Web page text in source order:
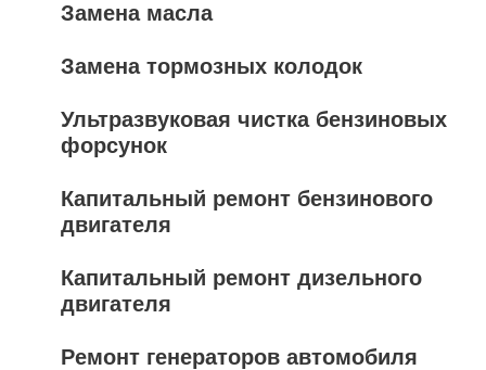
Замена масла
Замена тормозных колодок
Ультразвуковая чистка бензиновых
форсунок
Капитальный ремонт бензинового
двигателя
Капитальный ремонт дизельного
двигателя
Ремонт генераторов автомобиля